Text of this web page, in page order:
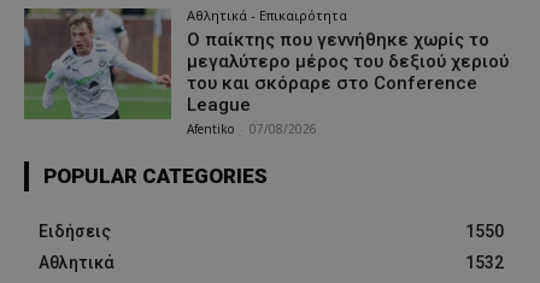
Αθλητικά - Επικαιρότητα
Ο παίκτης που γεννήθηκε χωρίς το
μεγαλύτερο μέρος του δεξιού χεριού
του και σκόραρε στο Conference
League
Afentiko 07/08/2026
POPULAR CATEGORIES
Ειδήσεις
1550
Αθλητικά
1532